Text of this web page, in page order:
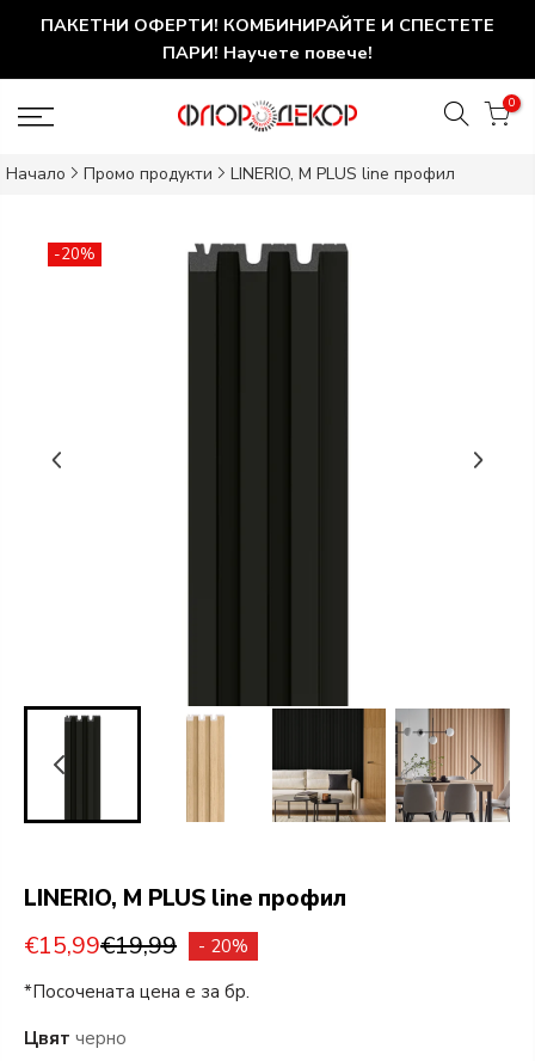
ПАКЕТНИ ОФЕРТИ! КОМБИНИРАЙТЕ И СПЕСТЕТЕ
ПАРИ! Научете повече!
0
Начало Промо продукти LINERIO, M PLUS line профил
-20%
LINERIO, M PLUS line профил
€15,99€19,99
- 20%
*Посочената цена е за бр.
Цвят черно